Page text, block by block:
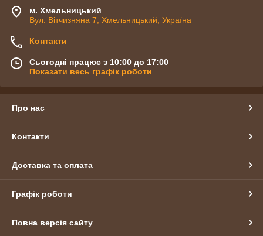
м. Хмельницький
Вул. Вітчизняна 7, Хмельницький, Україна
Контакти
Сьогодні працює з 10:00 до 17:00
Показати весь графік роботи
Про нас
Контакти
Доставка та оплата
Графік роботи
Повна версія сайту